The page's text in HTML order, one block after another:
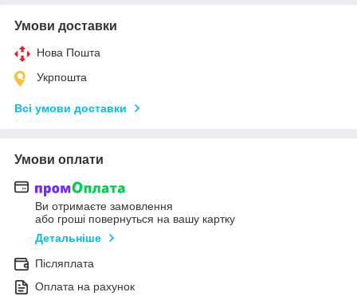
Умови доставки
Нова Пошта
Укрпошта
Всі умови доставки
Умови оплати
Ви отримаєте замовлення
або гроші повернуться на вашу картку
Детальніше
Післяплата
Оплата на рахунок